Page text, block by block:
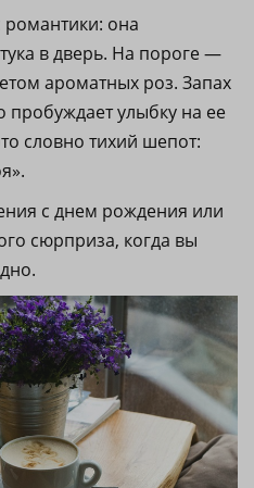
романтики: она
в дверь. На пороге —
ароматных роз. Запах
пробуждает улыбку на ее
словно тихий шепот:
с днем рождения или
сюрприза, когда вы